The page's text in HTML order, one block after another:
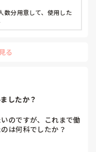
れてますか？
数分用意して、使用した
る
したか？
のですが、これまで働
は何科でしたか？
じましたか？